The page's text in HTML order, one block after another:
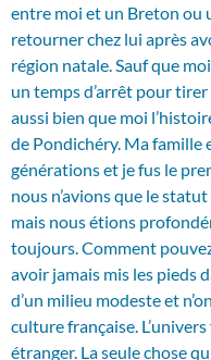
entre moi et un Breton ou
retourner chez lui après
région natale. Sauf que
un temps d’arrêt pour
aussi bien que moi
de Pondichéry. Ma famille
générations et je fus le
nous n’avions que le
mais nous étions
toujours. Comment
avoir jamais mis les pieds
d’un milieu modeste et
culture française.
étranger. La seule chose